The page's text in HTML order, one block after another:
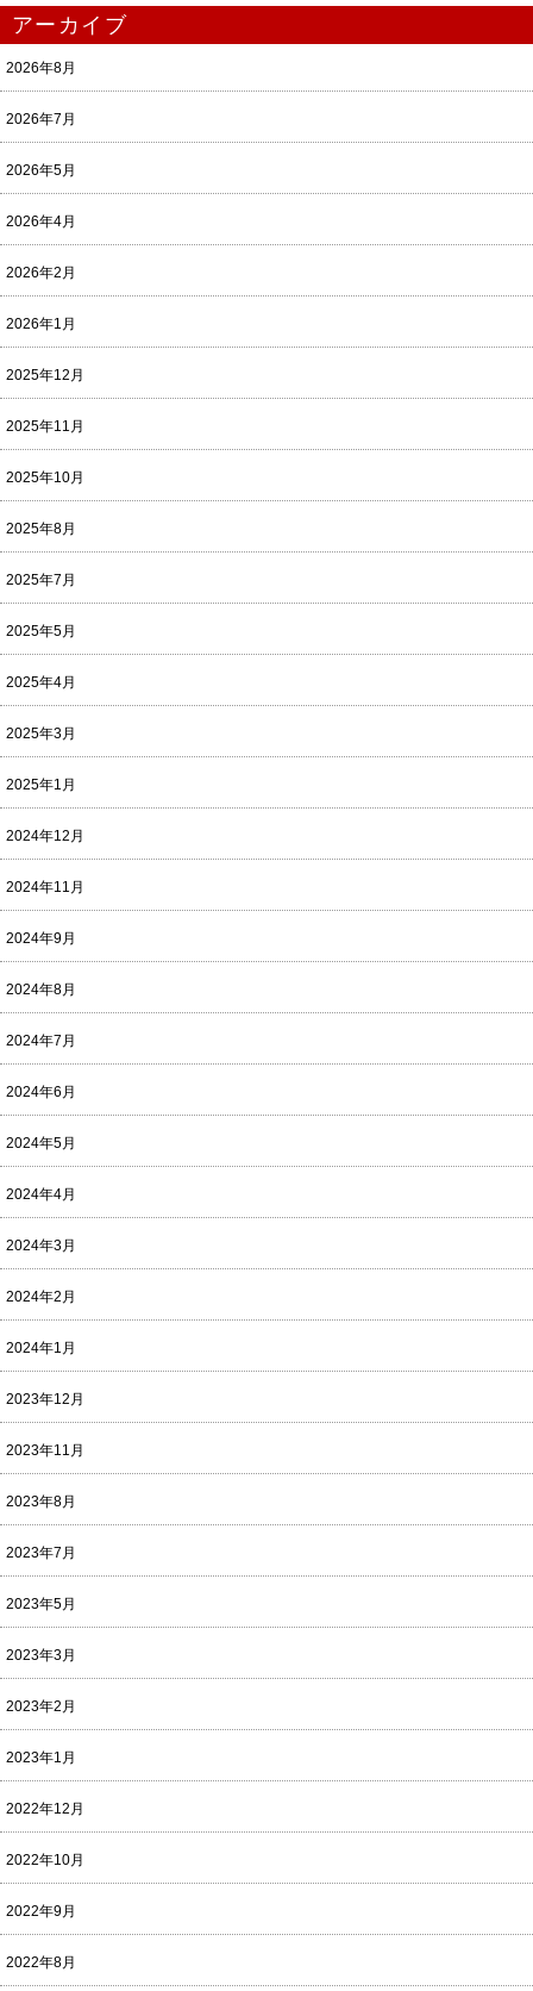
アーカイブ
2026年8月
2026年7月
2026年5月
2026年4月
2026年2月
2026年1月
2025年12月
2025年11月
2025年10月
2025年8月
2025年7月
2025年5月
2025年4月
2025年3月
2025年1月
2024年12月
2024年11月
2024年9月
2024年8月
2024年7月
2024年6月
2024年5月
2024年4月
2024年3月
2024年2月
2024年1月
2023年12月
2023年11月
2023年8月
2023年7月
2023年5月
2023年3月
2023年2月
2023年1月
2022年12月
2022年10月
2022年9月
2022年8月